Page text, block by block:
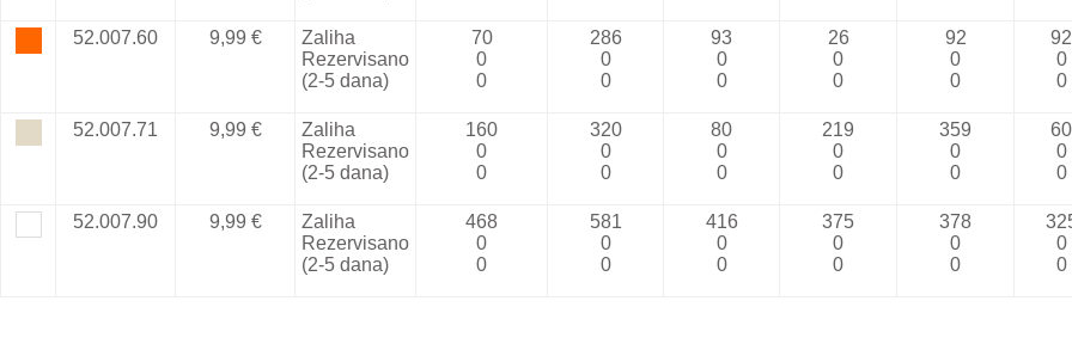
52.007.60 9,99 €
Zaliha
Rezervisano
(2-5 dana)
70
0
0
286
0
0
93
0
0
26
0
0
92
0
0
92
0
0
52.007.71 9,99 €
Zaliha
Rezervisano
(2-5 dana)
160
0
0
320
0
0
80
0
0
219
0
0
359
0
0
60
0
0
52.007.90 9,99 €
Zaliha
Rezervisano
(2-5 dana)
468
0
0
581
0
0
416
0
0
375
0
0
378
0
0
0
0